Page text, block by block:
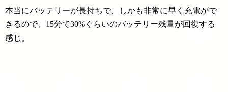
本当にバッテリーが長持ちで、しかも非常に早く充電がで
きるので、15分で30%ぐらいのバッテリー残量が回復する
感じ。